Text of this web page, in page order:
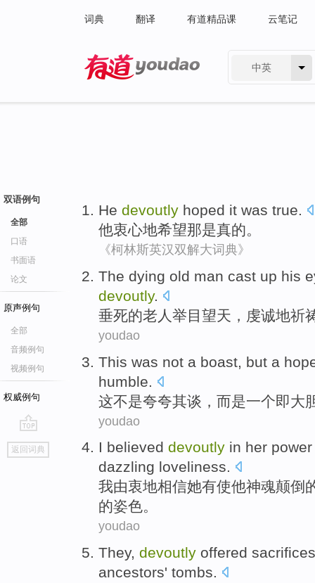
词典 翻译 有道精品课 云笔记
中英
双语例句
全部
口语
书面语
论文
原声例句
全部
音频例句
视频例句
权威例句
go
top
返回词典
He devoutly hoped it was true.
他衷心地希望那是真的。
《柯林斯英汉双解大词典》
The dying old man cast up his
devoutly.
垂死的老人 举目望天 ， 虔诚地祈
youdao
This was not a boast, but a
humble
这不是夸夸其谈， 而是一个即大
youdao
I believed devoutly in her power
dazzling loveliness.
我由衷地相信她有使他神魂颠倒
的姿色。
youdao
They, devoutly offered
ancestors' tombs.